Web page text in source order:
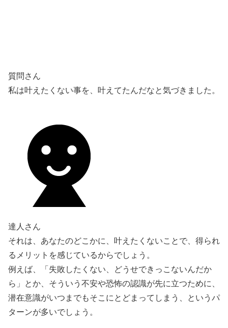
質問さん
私は叶えたくない事を、叶えてたんだなと気づきました。
達人さん
それは、あなたのどこかに、叶えたくないことで、得られ
るメリットを感じているからでしょう。
例えば、「失敗したくない、どうせできっこないんだか
ら」とか、そういう不安や恐怖の認識が先に立つために、
潜在意識がいつまでもそこにとどまってしまう、というパ
ターンが多いでしょう。